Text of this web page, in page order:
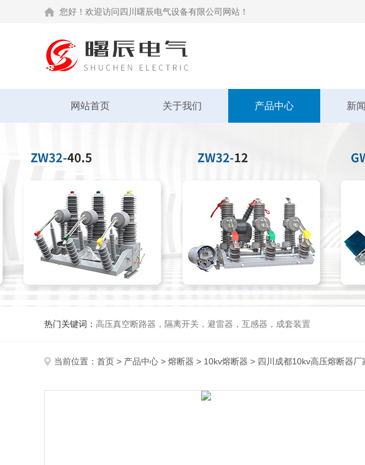
您好！欢迎访问四川曙辰电气设备有限公司网站！
网站首页 关于我们 产品中心 新
热门关键词： 高压真空断路器，隔离开关，避雷器，互感器，成套装置
当前位置： 首页 > 产品中心 > 熔断器 > 10kv熔断器 > 四川成都10kv高压熔断器厂